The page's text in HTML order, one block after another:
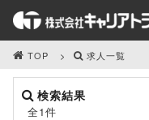
TOP 求人一覧
検索結果
全1件